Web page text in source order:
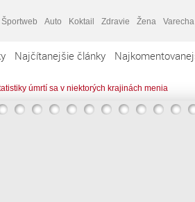
Športweb Auto Koktail Zdravie Žena Varecha
Najčítanejšie články
úmrtí sa v niektorých krajinách menia